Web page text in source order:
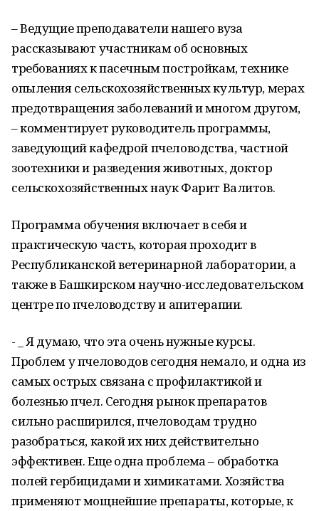
– Ведущие преподаватели нашего вуза
рассказывают участникам об основных
требованиях к пасечным постройкам, технике
опыления сельскохозяйственных культур, мерах
предотвращения заболеваний и многом другом,
– комментирует руководитель программы,
заведующий кафедрой пчеловодства, частной
зоотехники и разведения животных, доктор
сельскохозяйственных наук Фарит Валитов.
Программа обучения включает в себя и
практическую часть, которая проходит в
Республиканской ветеринарной лаборатории, а
также в Башкирском научно-исследовательском
центре по пчеловодству и апитерапии.
- _ Я думаю, что эта очень нужные курсы.
Проблем у пчеловодов сегодня немало, и одна из
самых острых связана с профилактикой и
болезнью пчел. Сегодня рынок препаратов
сильно расширился, пчеловодам трудно
разобраться, какой их них действительно
эффективен. Еще одна проблема – обработка
полей гербицидами и химикатами. Хозяйства
применяют мощнейшие препараты, которые, к